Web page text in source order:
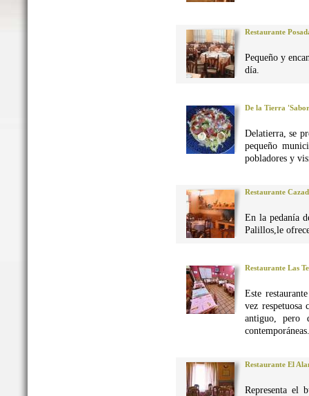
Restaurante
Pequeño y
día.
De la Tierra
Delatierra, se
pequeño
pobladores y
Restaurante
En la pedanía
Palillos,le
Restaurante Las
Este
vez
antiguo, pero
contemporáneas.
Restaurante El
Representa el